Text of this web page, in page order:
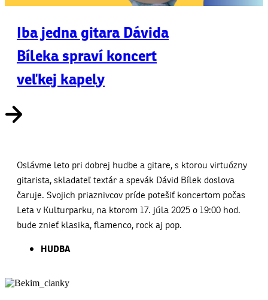
Iba jedna gitara Dávida
Bíleka spraví koncert
veľkej kapely
Oslávme leto pri dobrej hudbe a gitare, s ktorou virtuózny
gitarista, skladateľ textár a spevák Dávid Bílek doslova
čaruje. Svojich priaznivcov príde potešiť koncertom počas
Leta v Kulturparku, na ktorom 17. júla 2025 o 19:00 hod.
bude znieť klasika, flamenco, rock aj pop.
HUDBA